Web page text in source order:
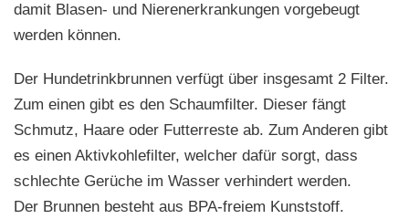
damit Blasen- und Nierenerkrankungen vorgebeugt
werden können.
Der Hundetrinkbrunnen verfügt über insgesamt 2 Filter.
Zum einen gibt es den Schaumfilter. Dieser fängt
Schmutz, Haare oder Futterreste ab. Zum Anderen gibt
es einen Aktivkohlefilter, welcher dafür sorgt, dass
schlechte Gerüche im Wasser verhindert werden.
Der Brunnen besteht aus BPA-freiem Kunststoff.